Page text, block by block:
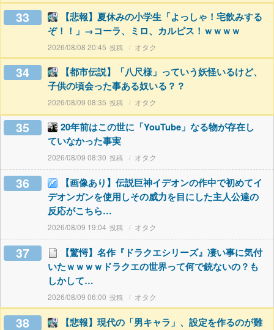
33
【悲報】夏休みの小学生「よっしゃ！宅飲みする
ぞ！！」→コーラ、ミロ、カルピス！ｗｗｗｗ
2026/08/08 20:45 オタク
34
【都市伝説】「八尺様」っていう妖怪いるけど、
子供の頃会った事ある奴いる？？
2026/08/09 08:35 オタク
35
20年前はこの世に「YouTube」なる物が存在し
ていなかった事実
2026/08/09 08:30 オタク
36
【画像あり】伝説巨神イデオンの作中で初めてイ
デオンガンを使用しその威力を目にした主人公達の
反応がこちら…
2026/08/09 19:04 オタク
37
【驚愕】名作『ドラクエシリーズ』凄い事に気付
いたｗｗｗｗドラクエの世界って何で銃ないの？も
しかして…
2026/08/09 06:00 オタク
38
【悲報】現代の「男キャラ」、設定を作るのが難